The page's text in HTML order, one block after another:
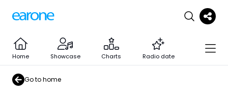
Home Showcase Charts Radio date
Go to home